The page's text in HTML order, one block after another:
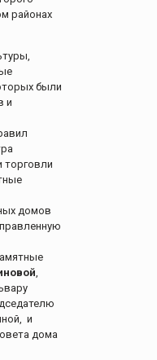
районах
были
и
торговли
домов
,
и
дома